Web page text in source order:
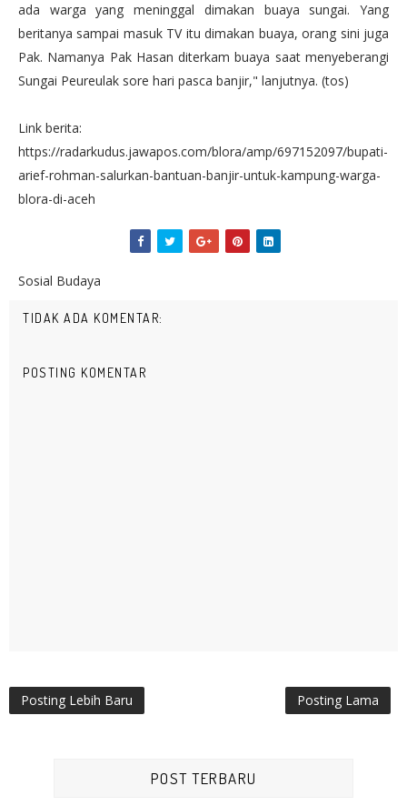
ada warga yang meninggal dimakan buaya sungai. Yang
beritanya sampai masuk TV itu dimakan buaya, orang sini juga
Pak. Namanya Pak Hasan diterkam buaya saat menyeberangi
Sungai Peureulak sore hari pasca banjir," lanjutnya. (tos)
Link berita:
https://radarkudus.jawapos.com/blora/amp/697152097/bupati-
arief-rohman-salurkan-bantuan-banjir-untuk-kampung-warga-
blora-di-aceh
Sosial Budaya
TIDAK ADA KOMENTAR:
POSTING KOMENTAR
Posting Lebih Baru Posting Lama
POST TERBARU